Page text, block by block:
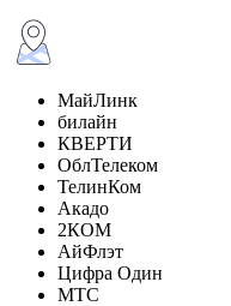
МайЛинк
билайн
КВЕРТИ
ОблТелеком
ТелинКом
Акадо
2КОМ
АйФлэт
Цифра Один
МТС